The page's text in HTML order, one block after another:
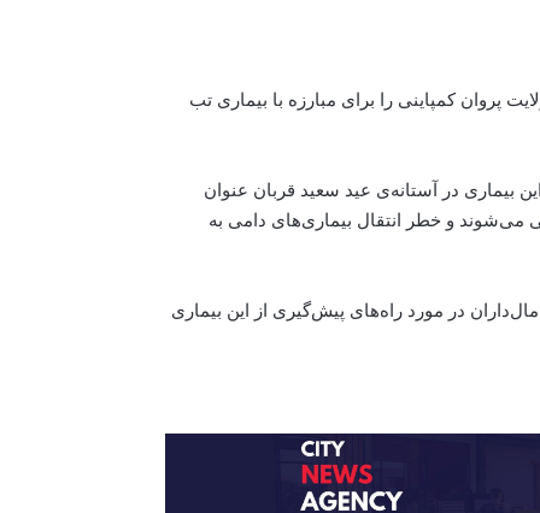
پروان کمپاینی را برای مبارزه با بیماری تب
بیماری در آستانه‌ی عید سعید قربان عنوان
می‌شوند و خطر انتقال بیماری‌های دامی به
در مورد راه‌های پیش‌گیری از این بیماری